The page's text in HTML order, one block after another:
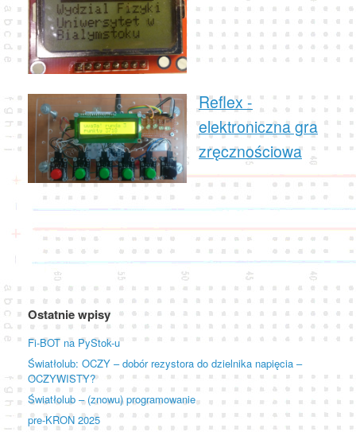
Reflex -
elektroniczna gra
zręcznościowa
Ostatnie wpisy
Fi-BOT na PyStok-u
Światłolub: OCZY – dobór rezystora do dzielnika napięcia –
OCZYWISTY?
Światłolub – (znowu) programowanie
pre-KRON 2025